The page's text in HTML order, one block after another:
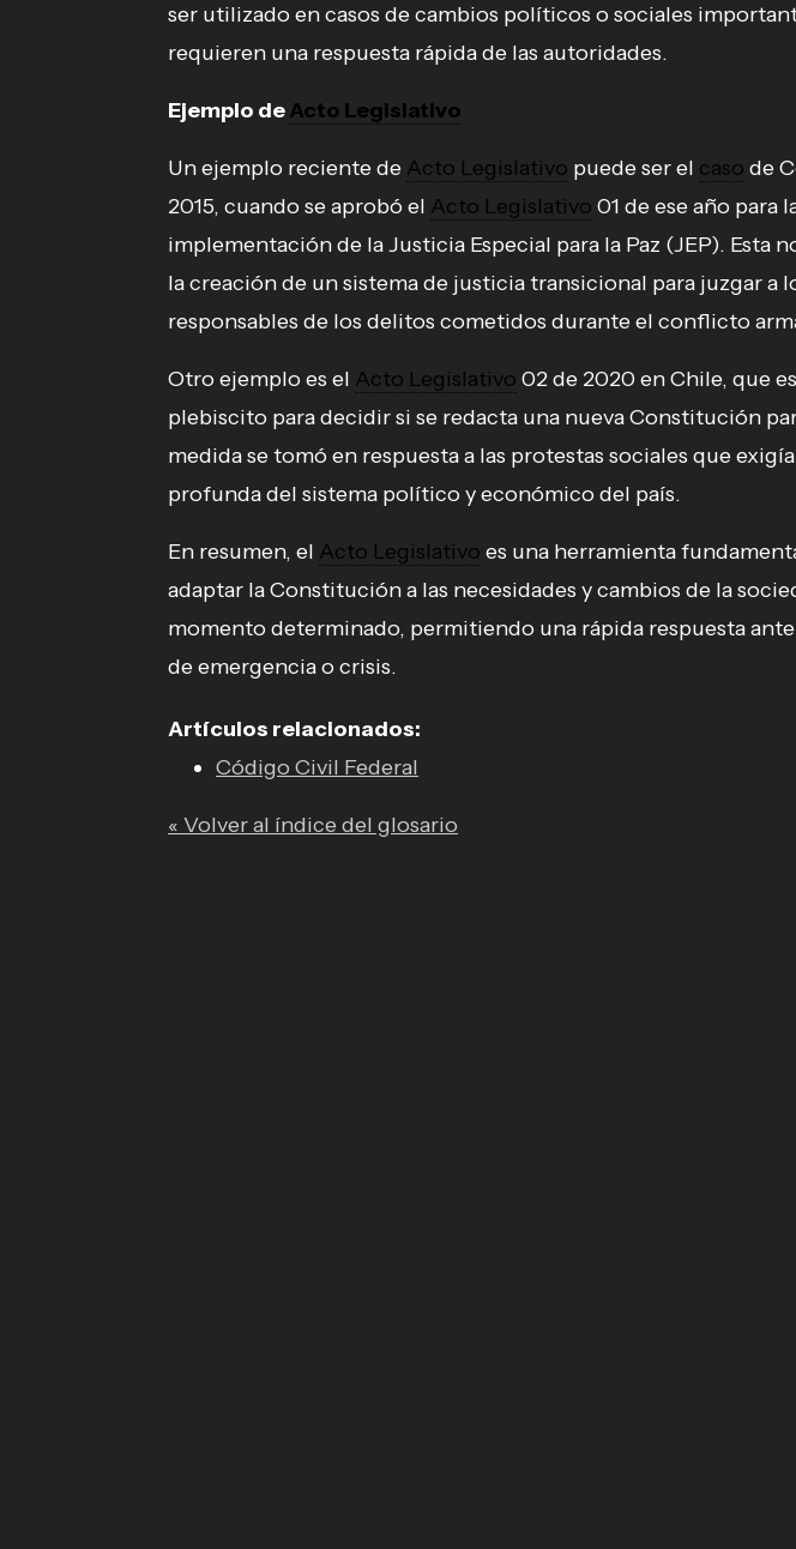
ser utilizado en casos de cambios políticos o sociales
requieren una respuesta rápida de las autoridades.
Ejemplo deActo Legislativo
Un ejemplo reciente de Acto Legislativo puede ser el caso de
2015, cuando se aprobó el Acto Legislativo 01 de ese año para
implementación de la Justicia Especial para la Paz (JEP). Esta
la creación de un sistema de justicia transicional para juzgar a
responsables de los delitos cometidos durante el conflicto
Otro ejemplo es el Acto Legislativo 02 de 2020 en Chile, que
plebiscito para decidir si se redacta una nueva Constitución
medida se tomó en respuesta a las protestas sociales que
profunda del sistema político y económico del país.
En resumen, el Acto Legislativo es una herramienta
adaptar la Constitución a las necesidades y cambios de la
momento determinado, permitiendo una rápida respuesta
de emergencia o crisis.
Artículos relacionados:
Código Civil Federal
« Volver al índice del glosario